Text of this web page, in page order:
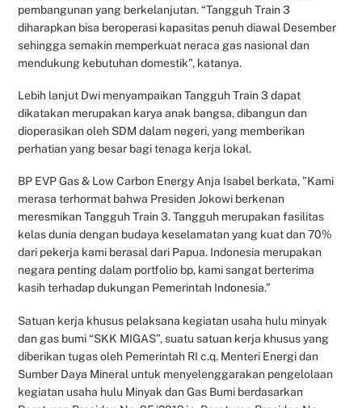
pembangunan yang berkelanjutan. “Tangguh Train 3
diharapkan bisa beroperasi kapasitas penuh diawal Desember
sehingga semakin memperkuat neraca gas nasional dan
mendukung kebutuhan domestik”, katanya.
Lebih lanjut Dwi menyampaikan Tangguh Train 3 dapat
dikatakan merupakan karya anak bangsa, dibangun dan
dioperasikan oleh SDM dalam negeri, yang memberikan
perhatian yang besar bagi tenaga kerja lokal.
BP EVP Gas & Low Carbon Energy Anja Isabel berkata, ”Kami
merasa terhormat bahwa Presiden Jokowi berkenan
meresmikan Tangguh Train 3. Tangguh merupakan fasilitas
kelas dunia dengan budaya keselamatan yang kuat dan 70%
dari pekerja kami berasal dari Papua. Indonesia merupakan
negara penting dalam portfolio bp, kami sangat berterima
kasih terhadap dukungan Pemerintah Indonesia.”
Satuan kerja khusus pelaksana kegiatan usaha hulu minyak
dan gas bumi “SKK MIGAS”, suatu satuan kerja khusus yang
diberikan tugas oleh Pemerintah RI c.q. Menteri Energi dan
Sumber Daya Mineral untuk menyelenggarakan pengelolaan
kegiatan usaha hulu Minyak dan Gas Bumi berdasarkan